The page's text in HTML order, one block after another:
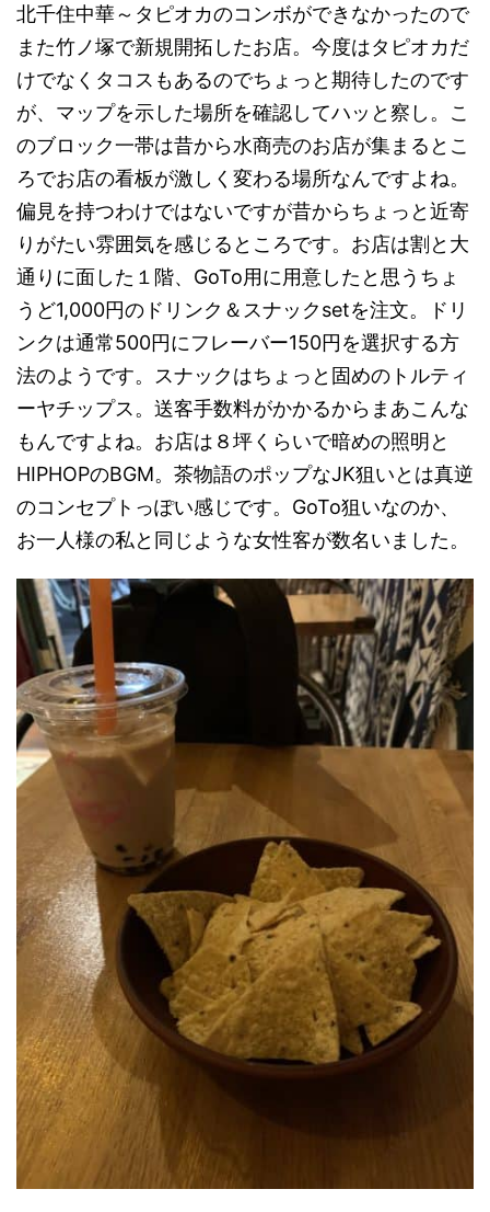
北千住中華～タピオカのコンボができなかったので
また竹ノ塚で新規開拓したお店。今度はタピオカだ
けでなくタコスもあるのでちょっと期待したのです
が、マップを示した場所を確認してハッと察し。こ
のブロック一帯は昔から水商売のお店が集まるとこ
ろでお店の看板が激しく変わる場所なんですよね。
偏見を持つわけではないですが昔からちょっと近寄
りがたい雰囲気を感じるところです。お店は割と大
通りに面した１階、GoTo用に用意したと思うちょ
うど1,000円のドリンク＆スナックsetを注文。ドリ
ンクは通常500円にフレーバー150円を選択する方
法のようです。スナックはちょっと固めのトルティ
ーヤチップス。送客手数料がかかるからまあこんな
もんですよね。お店は８坪くらいで暗めの照明と
HIPHOPのBGM。茶物語のポップなJK狙いとは真逆
のコンセプトっぽい感じです。GoTo狙いなのか、
お一人様の私と同じような女性客が数名いました。